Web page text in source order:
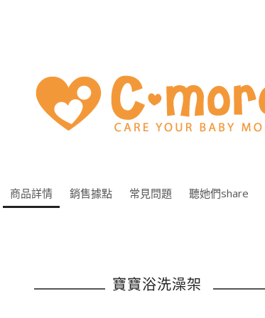
商品詳情 銷售據點 常見問題 聽她們share
寶寶浴洗澡架